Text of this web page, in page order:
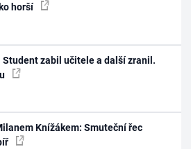
horší
zabil učitele a další zranil.
Knížákem: Smuteční řec